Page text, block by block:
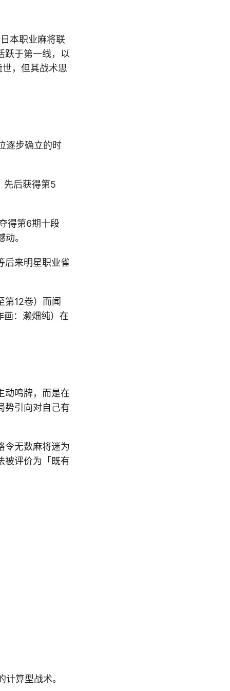
本职业麻将联
跃于第一线，以
，但其战术思
逐步确立的时
先后获得第5
得第6期十段
。
后来明星职业雀
第12卷）而闻
画：濑畑纯）在
动鸣牌，而是在
引向对自己有
令无数麻将迷为
被评价为「既有
算型战术。